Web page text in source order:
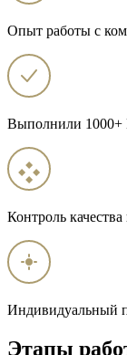
Опыт работы с
Выполнили 1000+
Контроль
Индивидуальный
Этапы